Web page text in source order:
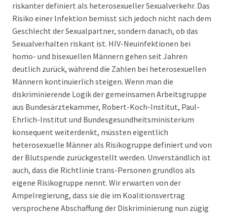
riskanter definiert als heterosexueller Sexualverkehr. Das
Risiko einer Infektion bemisst sich jedoch nicht nach dem
Geschlecht der Sexualpartner, sondern danach, ob das
Sexualverhalten riskant ist. HIV-Neuinfektionen bei
homo- und bisexuellen Männern gehen seit Jahren
deutlich zurück, während die Zahlen bei heterosexuellen
Männern kontinuierlich steigen. Wenn man die
diskriminierende Logik der gemeinsamen Arbeitsgruppe
aus Bundesärztekammer, Robert-Koch-Institut, Paul-
Ehrlich-Institut und Bundesgesundheitsministerium
konsequent weiterdenkt, müssten eigentlich
heterosexuelle Männer als Risikogruppe definiert und von
der Blutspende zurückgestellt werden. Unverständlich ist
auch, dass die Richtlinie trans-Personen grundlos als
eigene Risikogruppe nennt. Wir erwarten von der
Ampelregierung, dass sie die im Koalitionsvertrag
versprochene Abschaffung der Diskriminierung nun zügig